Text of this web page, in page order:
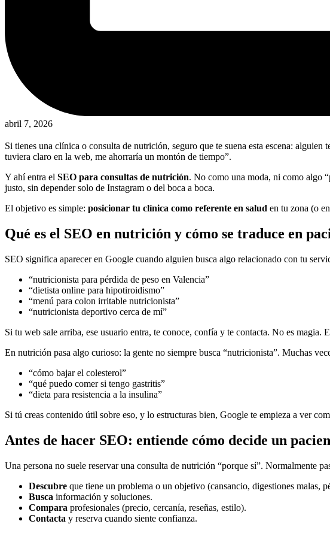
abril 7, 2026
Si tienes una clínica o consulta de nutrición, seguro que te suena esta escena:
tuviera claro en la web, me ahorraría un montón de tiempo”.
Y ahí entra el SEO para consultas de nutrición. No como una moda, ni como algo
justo, sin depender solo de Instagram o del boca a boca.
El objetivo es simple: posicionar tu clínica como referente en salud en tu zona (o
Qué es el SEO en nutrición y cómo se traduce en
SEO significa aparecer en Google cuando alguien busca algo relacionado con tu
“nutricionista para pérdida de peso en Valencia”
“dietista online para hipotiroidismo”
“menú para colon irritable nutricionista”
“nutricionista deportivo cerca de mí”
Si tu web sale arriba, ese usuario entra, te conoce, confía y te contacta. No es magia.
En nutrición pasa algo curioso: la gente no siempre busca “nutricionista”. Muchas
“cómo bajar el colesterol”
“qué puedo comer si tengo gastritis”
“dieta para resistencia a la insulina”
Si tú creas contenido útil sobre eso, y lo estructuras bien, Google te empieza a ver
Antes de hacer SEO: entiende cómo decide un
Una persona no suele reservar una consulta de nutrición “porque sí”. Normalmente
Descubre que tiene un problema o un objetivo (cansancio, digestiones malas,
Busca información y soluciones.
Compara profesionales (precio, cercanía, reseñas, estilo).
Contacta y reserva cuando siente confianza.